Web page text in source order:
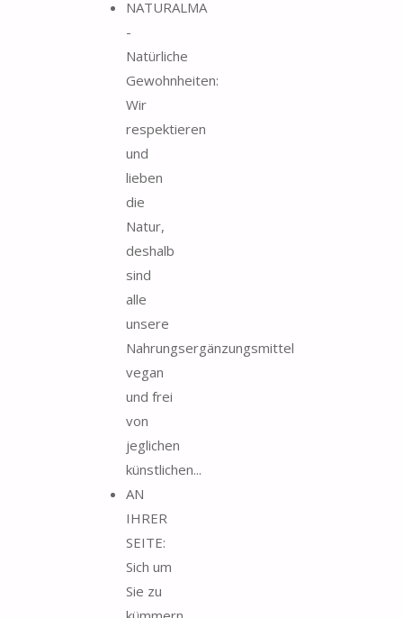
NATURALMA
-
Natürliche
Gewohnheiten:
Wir
respektieren
und
lieben
die
Natur,
deshalb
sind
alle
unsere
Nahrungsergänzungsmittel
vegan
und frei
von
jeglichen
künstlichen...
AN
IHRER
SEITE:
Sich um
Sie zu